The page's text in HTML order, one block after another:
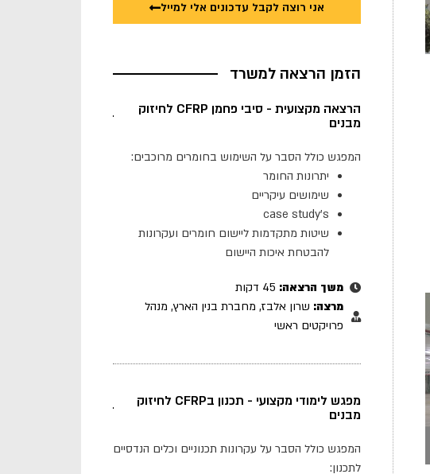
אני רוצה לקבל עדכונים אלי למייל
הזמן הרצאה למשרד
הרצאה מקצועית - סיבי פחמן CFRP לחיזוק
מבנים
המפגש כולל הסבר על השימוש בחומרים מרוכבים:
יתרונות החומר
שימושים עיקריים
case study's
שיטות מתקדמות ליישום חומרים ועקרונות
להבטחת איכות היישום
משך הרצאה:
מרצה: שרון אלבז, מחברת בנין הארץ, מנהל
פרויקטים ראשי
מפגש לימודי מקצועי - תכנון בCFRP לחיזוק
מבנים
המפגש כולל הסבר על עקרונות תכנוניים וכלים הנדסיים
לתכנון: